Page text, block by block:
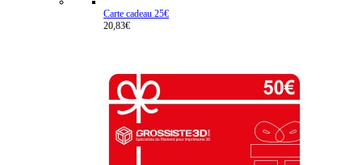
Carte cadeau 25€
20,83€